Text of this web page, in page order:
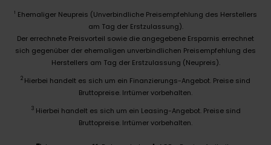
1 Ehemaliger Neupreis (Unverbindliche Preisempfehlung des Herstellers
am Tag der Erstzulassung).
Der errechnete Preisvorteil sowie die angegebene Ersparnis errechnet
sich gegenüber der ehemaligen unverbindlichen Preisempfehlung des
Herstellers am Tag der Erstzulassung (Neupreis).
2 Hierbei handelt es sich um ein Finanzierungs-Angebot. Preise sind
Bruttopreise. Irrtümer vorbehalten.
3 Hierbei handelt es sich um ein Leasing-Angebot. Preise sind
Bruttopreise. Irrtümer vorbehalten.